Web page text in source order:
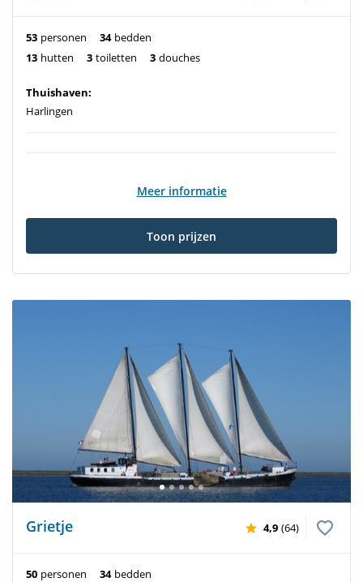
53 personen 34 bedden
13 hutten 3 toiletten 3 douches
Thuishaven:
Harlingen
Meer informatie
Toon prijzen
Grietje 4,9 (64)
50 personen 34 bedden